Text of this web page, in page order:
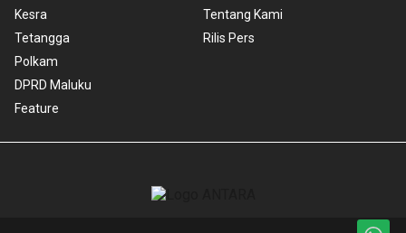
Kesra
Tetangga
Polkam
DPRD Maluku
Feature
Tentang Kami
Rilis Pers